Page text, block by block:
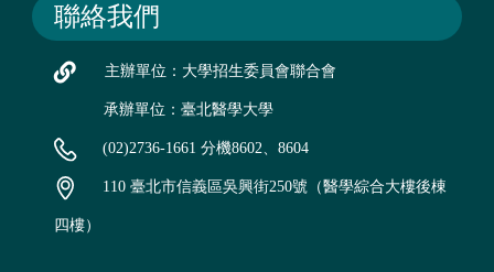
聯絡我們
主辦單位：大學招生委員會聯合會
承辦單位：臺北醫學大學
(02)2736-1661 分機8602、8604
110 臺北市信義區吳興街250號（醫學綜合大樓後棟
四樓）